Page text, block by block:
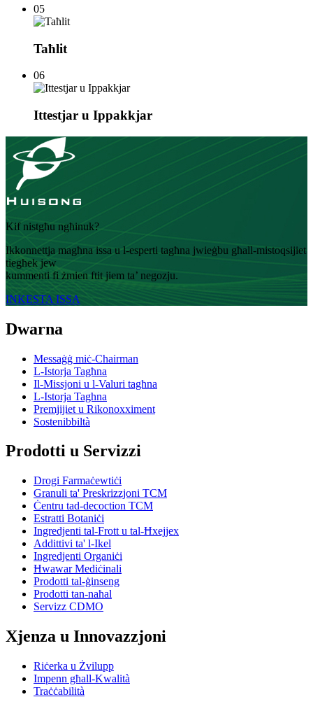
05
Taħlit
06
Ittestjar u Ippakkjar
Kif nistgħu ngħinuk?
Ikkonnettja magħna issa u l-esperti tagħna jwieġbu għall-mistoqsijiet
tiegħek jew
kummenti fi żmien ftit jiem ta’ negozju.
INKESTA ISSA
Dwarna
Messaġġ miċ-Chairman
L-Istorja Tagħna
Il-Missjoni u l-Valuri tagħna
L-Istorja Taghna
Premjijiet u Rikonoxximent
Sostenibbiltà
Prodotti u Servizzi
Drogi Farmaċewtiċi
Granuli ta' Preskrizzjoni TCM
Ċentru tad-decoction TCM
Estratti Botaniċi
Ingredjenti tal-Frott u tal-Ħxejjex
Addittivi ta' l-Ikel
Ingredjenti Organiċi
Ħwawar Mediċinali
Prodotti tal-ġinseng
Prodotti tan-naħal
Servizz CDMO
Xjenza u Innovazzjoni
Riċerka u Żvilupp
Impenn għall-Kwalità
Traċċabilità